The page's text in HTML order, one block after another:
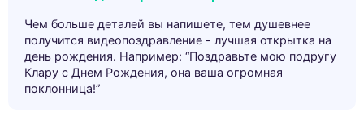
Чем больше деталей вы напишете, тем душевнее
получится видеопоздравление - лучшая открытка на
день рождения. Например: “Поздравьте мою подругу
Клару с Днем Рождения, она ваша огромная
поклонница!”